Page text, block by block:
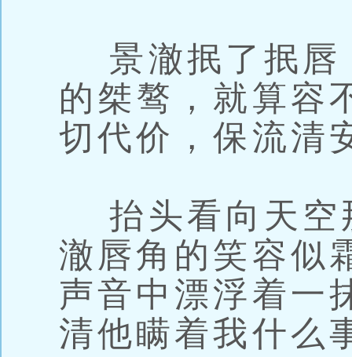
景澈抿了抿唇
的桀骜，就算容
切代价，保流清
抬头看向天空
澈唇角的笑容似
声音中漂浮着一
清他瞒着我什么